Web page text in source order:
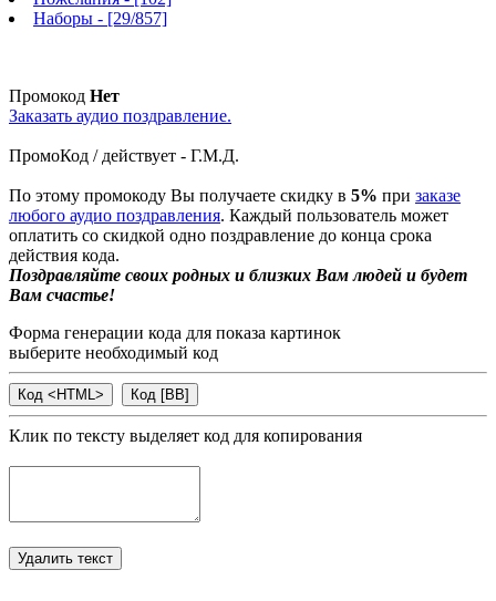
Наборы - [29/857]
Промокод Нет
Заказать аудио поздравление.
ПромоКод / действует - Г.М.Д.
По этому промокоду Вы получаете скидку в 5% при заказе
любого аудио поздравления. Каждый пользователь может
оплатить со скидкой одно поздравление до конца срока
действия кода.
Поздравляйте своих родных и близких Вам людей и будет
Вам счастье!
Форма генерации кода для показа картинок
выберите необходимый код
Клик по тексту выделяет код для копирования